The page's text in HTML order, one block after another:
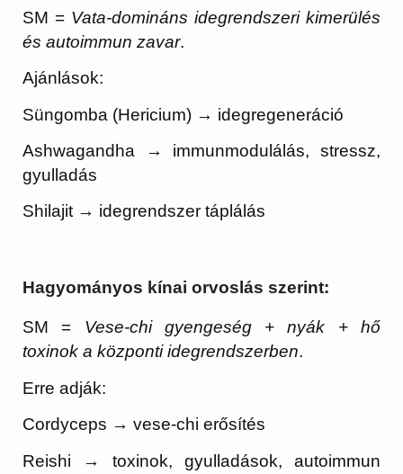
SM = Vata-domináns idegrendszeri kimerülés
és autoimmun zavar.
Ajánlások:
Süngomba (Hericium) → idegregeneráció
Ashwagandha → immunmodulálás, stressz,
gyulladás
Shilajit → idegrendszer táplálás
Hagyományos kínai orvoslás szerint:
SM = Vese-chi gyengeség + nyák + hő
toxinok a központi idegrendszerben.
Erre adják:
Cordyceps → vese-chi erősítés
Reishi → toxinok, gyulladások, autoimmun